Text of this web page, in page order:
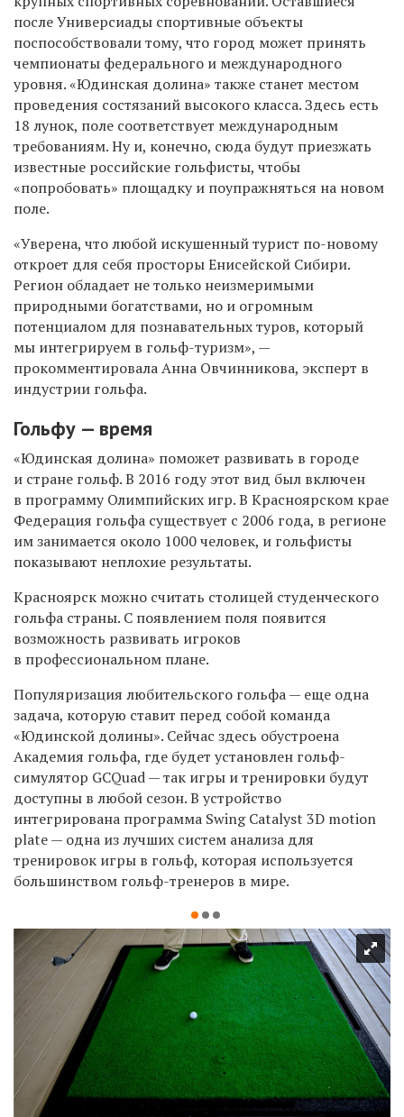
после Универсиады спортивные объекты
поспособствовали тому, что город может принять
чемпионаты федерального и международного
уровня. «Юдинская долина» также станет местом
проведения состязаний высокого класса. Здесь есть
18 лунок, поле соответствует международным
требованиям. Ну и, конечно, сюда будут приезжать
известные российские гольфисты, чтобы
«попробовать» площадку и поупражняться на новом
поле.
«Уверена, что любой искушенный турист по-новому
откроет для себя просторы Енисейской Сибири.
Регион обладает не только неизмеримыми
природными богатствами, но и огромным
потенциалом для познавательных туров, который
мы интегрируем в гольф-туризм», —
прокомментировала Анна Овчинникова, эксперт в
индустрии гольфа.
Гольфу — время
«Юдинская долина» поможет развивать в городе
и стране гольф. В 2016 году этот вид был включен
в программу Олимпийских игр. В Красноярском крае
Федерация гольфа существует с 2006 года, в регионе
им занимается около 1000 человек, и гольфисты
показывают неплохие результаты.
Красноярск можно считать столицей студенческого
гольфа страны. С появлением поля появится
возможность развивать игроков
в профессиональном плане.
Популяризация любительского гольфа — еще одна
задача, которую ставит перед собой команда
«Юдинской долины». Сейчас здесь обустроена
Академия гольфа, где будет установлен гольф-
симулятор GCQuad — так игры и тренировки будут
доступны в любой сезон. В устройство
интегрирована программа Swing Catalyst 3D motion
plate — одна из лучших систем анализа для
тренировок игры в гольф, которая используется
большинством гольф-тренеров в мире.